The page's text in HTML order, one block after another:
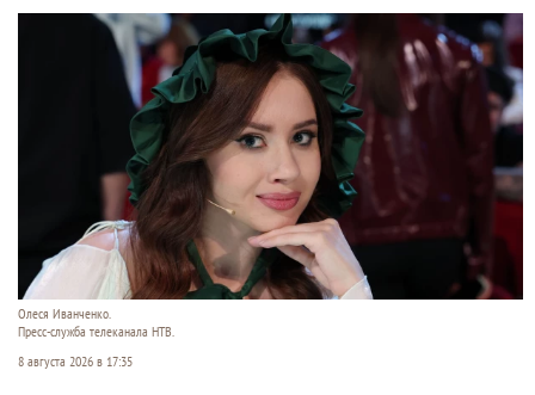
Олеся Иванченко.
Пресс-служба телеканала НТВ.
8 августа 2026 в 17:35